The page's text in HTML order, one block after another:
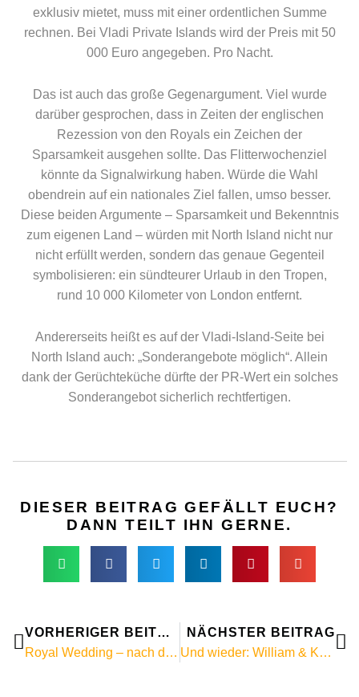
exklusiv mietet, muss mit einer ordentlichen Summe
rechnen. Bei Vladi Private Islands wird der Preis mit 50
000 Euro angegeben. Pro Nacht.
Das ist auch das große Gegenargument. Viel wurde
darüber gesprochen, dass in Zeiten der englischen
Rezession von den Royals ein Zeichen der
Sparsamkeit ausgehen sollte. Das Flitterwochenziel
könnte da Signalwirkung haben. Würde die Wahl
obendrein auf ein nationales Ziel fallen, umso besser.
Diese beiden Argumente – Sparsamkeit und Bekenntnis
zum eigenen Land – würden mit North Island nicht nur
nicht erfüllt werden, sondern das genaue Gegenteil
symbolisieren: ein sündteurer Urlaub in den Tropen,
rund 10 000 Kilometer von London entfernt.
Andererseits heißt es auf der Vladi-Island-Seite bei
North Island auch: „Sonderangebote möglich“. Allein
dank der Gerüchteküche dürfte der PR-Wert ein solches
Sonderangebot sicherlich rechtfertigen.
DIESER BEITRAG GEFÄLLT EUCH?
DANN TEILT IHN GERNE.
Zurück
VORHERIGER BEITRAG
Royal Wedding – nach der Hochzeit: Prinz William und Kate verbringen Honeymoon auf North Island, Seychellen!
NÄCHSTER BEITRAG
Und wieder: William & Kate flittern auf den Seychellen!